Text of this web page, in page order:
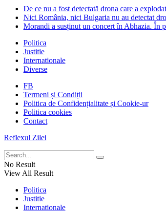
De ce nu a fost detectată drona care a
Nici România, nici Bulgaria nu au detectat
Morandi a susținut un concert în Abhazia. În
Politica
Justitie
Internationale
Diverse
FB
Termeni și Condiții
Politica de Confidențialitate și Cookie-ur
Politica cookies
Contact
Reflexul Zilei
No Result
View All Result
Politica
Justitie
Internationale